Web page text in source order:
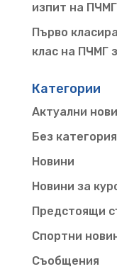
изпит на
Първо
клас на ПЧМГ
Категории
Актуални
Без категория
Новини
Новини за
Предстоящи
Спортни
Съобщения